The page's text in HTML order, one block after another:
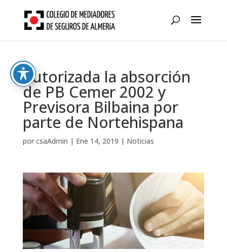
content
Autorizada la absorción
de PB Cemer 2002 y
Previsora Bilbaina por
parte de Nortehispana
por csaAdmin | Ene 14, 2019 | Noticias